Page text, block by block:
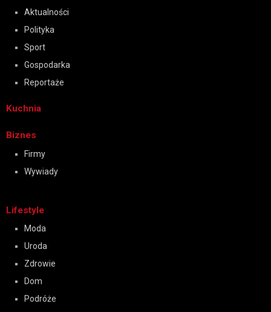
Aktualności
Polityka
Sport
Gospodarka
Reportaże
Kuchnia
Biznes
Firmy
Wywiady
Lifestyle
Moda
Uroda
Zdrowie
Dom
Podróże